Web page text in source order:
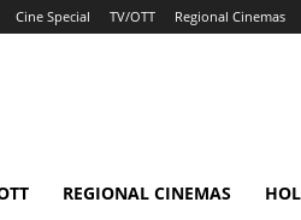
Cine Special TV/OTT Regional Cinemas
REGIONAL CINEMAS